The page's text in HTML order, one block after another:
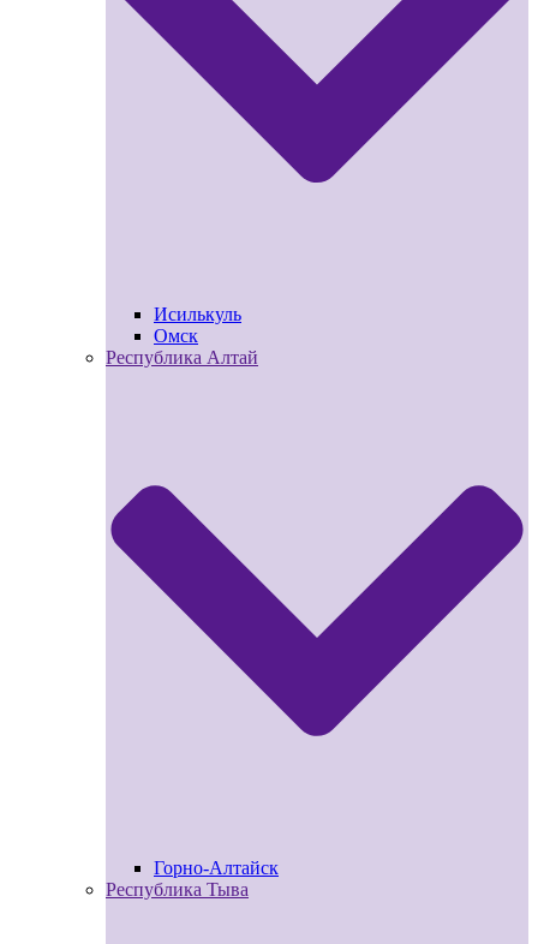
Исилькуль
Омск
Республика Алтай
Горно-Алтайск
Республика Тыва